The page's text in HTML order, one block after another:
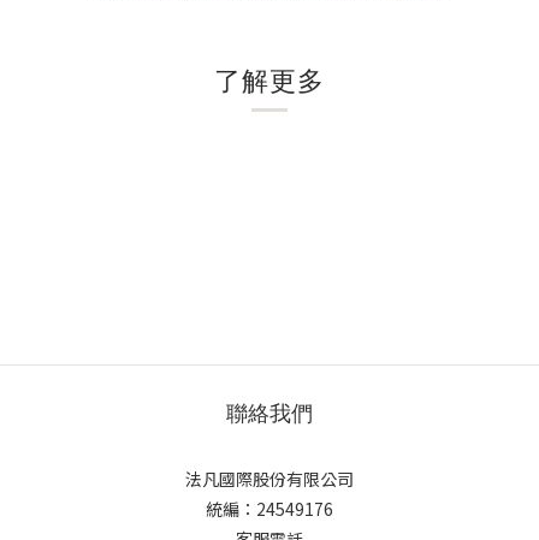
了解更多
聯絡我們
法凡國際股份有限公司
統編：24549176